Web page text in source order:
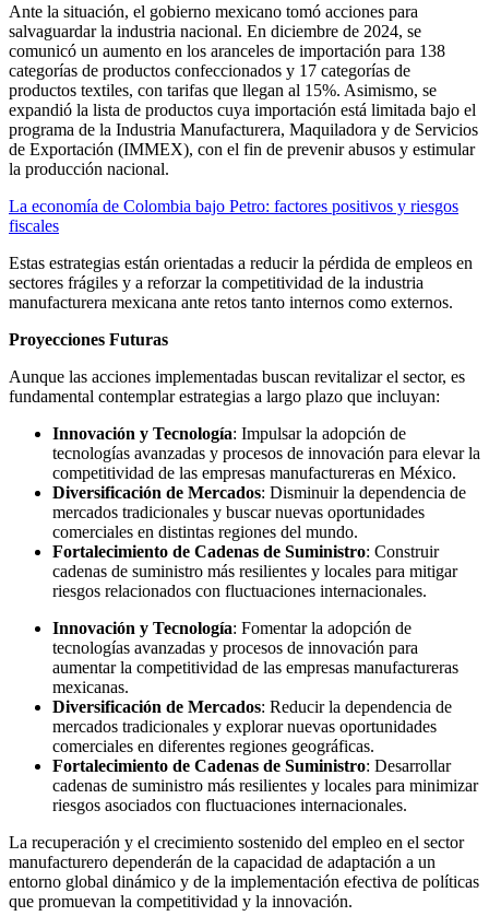
Ante la situación, el gobierno mexicano tomó acciones para
salvaguardar la industria nacional. En diciembre de 2024, se
comunicó un aumento en los aranceles de importación para 138
categorías de productos confeccionados y 17 categorías de
productos textiles, con tarifas que llegan al 15%. Asimismo, se
expandió la lista de productos cuya importación está limitada bajo el
programa de la Industria Manufacturera, Maquiladora y de Servicios
de Exportación (IMMEX), con el fin de prevenir abusos y estimular
la producción nacional.
La economía de Colombia bajo Petro: factores positivos y riesgos
fiscales
Estas estrategias están orientadas a reducir la pérdida de empleos en
sectores frágiles y a reforzar la competitividad de la industria
manufacturera mexicana ante retos tanto internos como externos.
Proyecciones Futuras
Aunque las acciones implementadas buscan revitalizar el sector, es
fundamental contemplar estrategias a largo plazo que incluyan:
Innovación y Tecnología: Impulsar la adopción de
tecnologías avanzadas y procesos de innovación para elevar la
competitividad de las empresas manufactureras en México.
Diversificación de Mercados: Disminuir la dependencia de
mercados tradicionales y buscar nuevas oportunidades
comerciales en distintas regiones del mundo.
Fortalecimiento de Cadenas de Suministro: Construir
cadenas de suministro más resilientes y locales para mitigar
riesgos relacionados con fluctuaciones internacionales.
Innovación y Tecnología: Fomentar la adopción de
tecnologías avanzadas y procesos de innovación para
aumentar la competitividad de las empresas manufactureras
mexicanas.
Diversificación de Mercados: Reducir la dependencia de
mercados tradicionales y explorar nuevas oportunidades
comerciales en diferentes regiones geográficas.
Fortalecimiento de Cadenas de Suministro: Desarrollar
cadenas de suministro más resilientes y locales para minimizar
riesgos asociados con fluctuaciones internacionales.
La recuperación y el crecimiento sostenido del empleo en el sector
manufacturero dependerán de la capacidad de adaptación a un
entorno global dinámico y de la implementación efectiva de políticas
que promuevan la competitividad y la innovación.